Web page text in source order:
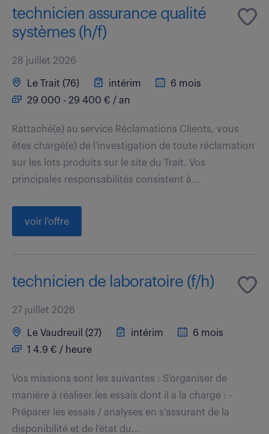
technicien assurance qualité
systèmes (h/f)
28 juillet 2026
Le Trait (76) intérim
6 mois
29 000 - 29 400 € / an
Rattaché(e) au service Réclamations Clients, vous
êtes chargé(e) de l'investigation de toute réclamation
sur les lots produits sur le site du Trait. Vos
principales responsabilités consistent à...
voir l'offre
technicien de laboratoire (f/h)
27 juillet 2026
Le Vaudreuil (27) intérim
6 mois
1 4.9 € / heure
Vos missions sont les suivantes : S'organiser de
manière à réaliser les essais dont il a la charge : -
Préparer les essais / analyses en s'assurant de la
disponibilité et de l'état du...